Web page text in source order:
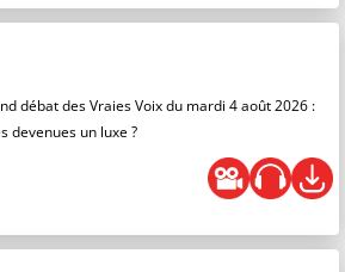
débat des Vraies Voix du mardi 4 août 2026 :
devenues un luxe ?